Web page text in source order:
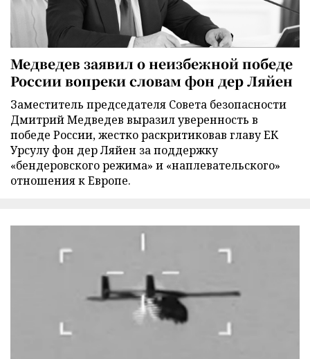
Медведев заявил о неизбежной победе
России вопреки словам фон дер Ляйен
Заместитель председателя Совета безопасности
Дмитрий Медведев выразил уверенность в
победе России, жестко раскритиковав главу ЕК
Урсулу фон дер Ляйен за поддержку
«бендеровского режима» и «наплевательского»
отношения к Европе.